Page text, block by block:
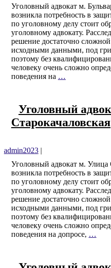
Уголовный адвокат м.
возникла потребность в
по уголовному делу стоит
уголовному адвокату.
решение достаточно
исходными данными, под
поэтому без
человеку очень сложно
поведения на …
Уголовный
Старокачаловская
admin2023 |
Уголовный адвокат м. Улица
возникла потребность в
по уголовному делу стоит
уголовному адвокату.
решение достаточно
исходными данными, под
поэтому без
человеку очень сложно
поведения на допросе, …